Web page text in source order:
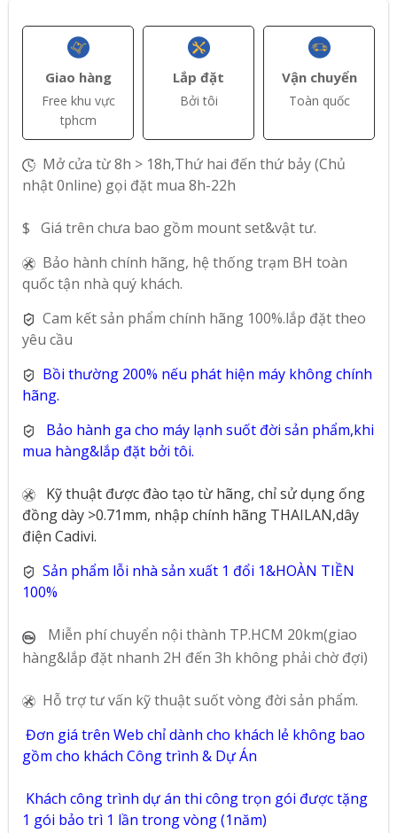
Giao hàng
Free khu vực
tphcm
Lắp đặt
Bởi tôi
Vận chuyển
Toàn quốc
Mở cửa từ 8h > 18h,Thứ hai đến thứ bảy (Chủ
nhật 0nline) gọi đặt mua 8h-22h
$ Giá trên chưa bao gồm mount set&vật tư.
Bảo hành chính hãng, hệ thống trạm BH toàn
quốc tận nhà quý khách.
Cam kết sản phẩm chính hãng 100%.lắp đặt theo
yêu cầu
Bồi thường 200% nếu phát hiện máy không chính
hãng.
Bảo hành ga cho máy lạnh suốt đời sản phẩm,khi
mua hàng&lắp đặt bởi tôi.
Kỹ thuật được đào tạo từ hãng, chỉ sử dụng ống
đồng dày >0.71mm, nhập chính hãng THAILAN,dây
điện Cadivi.
Sản phẩm lỗi nhà sản xuất 1 đổi 1&HOÀN TIỀN
100%
Miễn phí chuyển nội thành TP.HCM 20km(giao
hàng&lắp đặt nhanh 2H đến 3h không phải chờ đợi)
Hỗ trợ tư vấn kỹ thuật suốt vòng đời sản phẩm.
Đơn giá trên Web chỉ dành cho khách lẻ không bao
gồm cho khách Công trình & Dự Án
Khách công trình dự án thi công trọn gói được tặng
1 gói bảo trì 1 lần trong vòng (1năm)